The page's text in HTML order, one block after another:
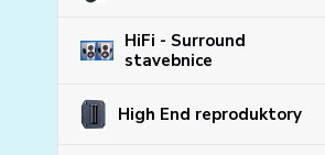
HiFi - Surround
stavebnice
High End reproduktory